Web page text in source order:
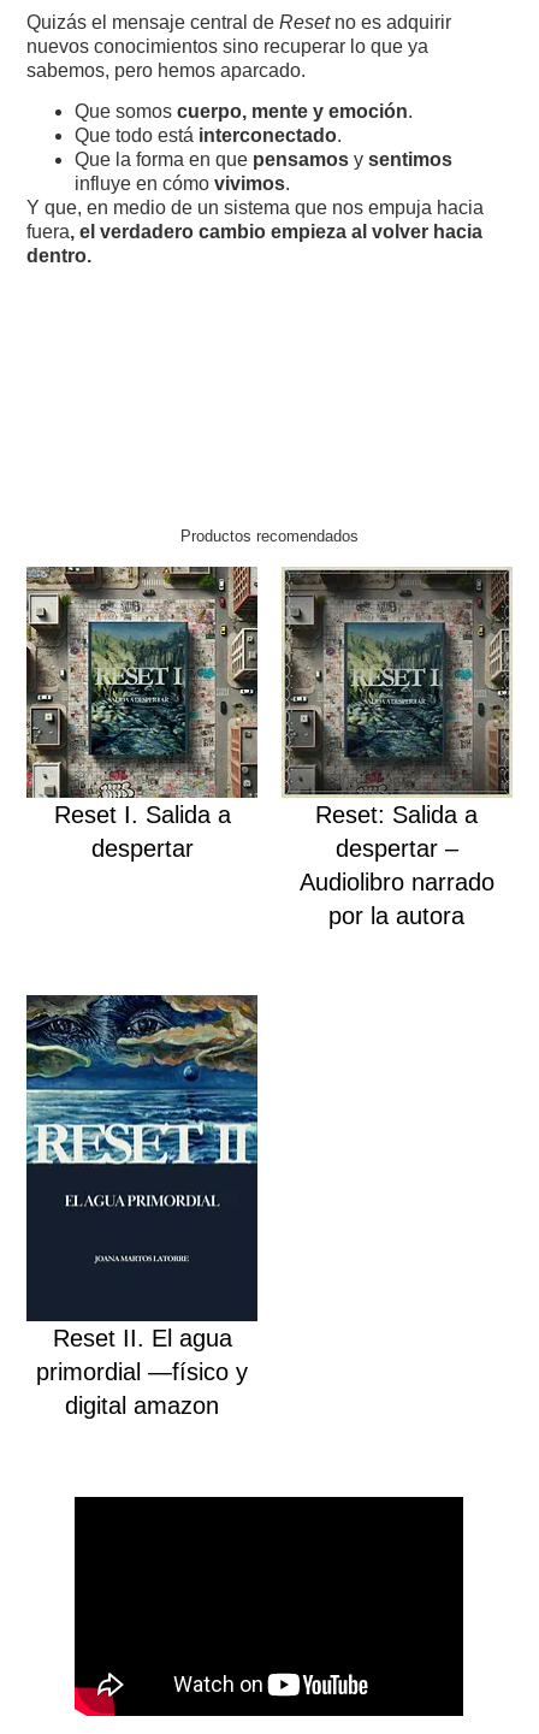
Quizás el mensaje central deResetno es adquirir
nuevos conocimientos sino recuperar lo que ya
sabemos, pero hemos aparcado.
Que somoscuerpo, mente y emoción.
Que todo está interconectado.
Que la forma en que pensamosysentimos
influye en cómovivimos.
Y que, en medio de un sistema que nos empuja hacia
fuera, el verdadero cambio empieza al volver hacia
dentro.
Productos recomendados
Reset I. Salida a
despertar
Reset: Salida a
despertar –
Audiolibro narrado
por la autora
Reset II. El agua
primordial —físico y
digital amazon